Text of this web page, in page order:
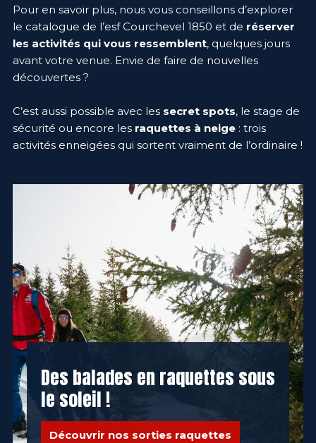
Pour en savoir plus, nous vous conseillons d’explorer
le catalogue de l’esf Courchevel 1850 et de réserver
les activités qui vous ressemblent, quelques jours
avant votre venue. Envie de faire de nouvelles
découvertes ?
C’est aussi possible avec les secret spots, le stage de
sécurité ou encore les raquettes à neige : trois
activités enneigées qui sortent vraiment de l’ordinaire !
Des balades en raquettes sous
le soleil !
Découvrir nos sorties raquettes